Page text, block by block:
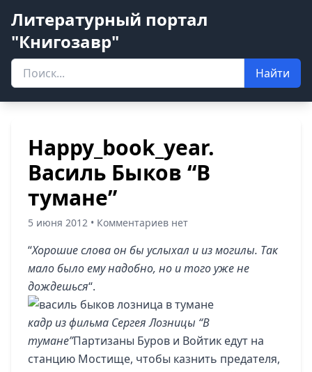
Литературный портал
"Книгозавр"
Найти
Happy_book_year.
Василь Быков “В
тумане”
5 июня 2012 • Комментариев нет
“Хорошие слова он бы услыхал и из могилы. Так
мало было ему надобно, но и того уже не
дождешься“.
кадр из фильма Сергея Лозницы “В
тумане”Партизаны Буров и Войтик едут на
станцию Мостище, чтобы казнить предателя,